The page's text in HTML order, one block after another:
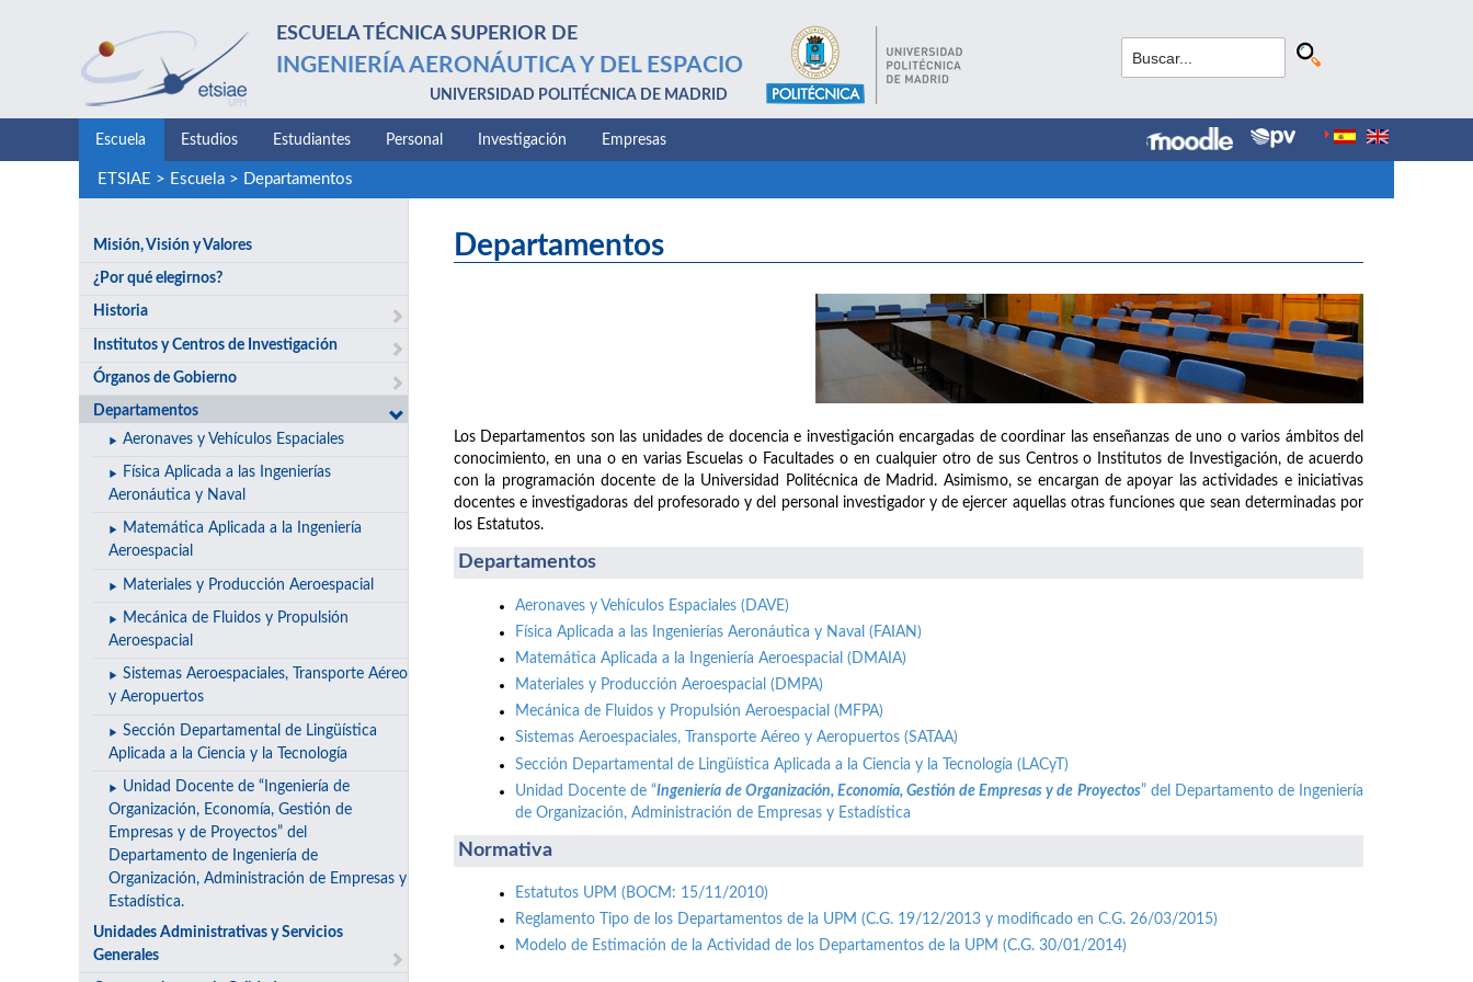
ESCUELA TÉCNICA SUPERIOR DE
INGENIERÍA AERONÁUTICA Y DEL ESPACIO
UNIVERSIDAD POLITÉCNICA DE MADRID
Escuela Estudios Estudiantes Personal Investigación Empresas
ETSIAE > Escuela> Departamentos
Misión, Visión y Valores
¿Por qué elegirnos?
Historia
Institutos y Centros de Investigación
Órganos de Gobierno
Departamentos
Aeronaves y Vehículos Espaciales
Física Aplicada a las Ingenierías
Aeronáutica y Naval
Matemática Aplicada a la Ingeniería
Aeroespacial
Materiales y Producción Aeroespacial
Mecánica de Fluidos y Propulsión
Aeroespacial
Sistemas Aeroespaciales, Transporte Aéreo
y Aeropuertos
Sección Departamental de Lingüística
Aplicada a la Ciencia y la Tecnología
Unidad Docente de “Ingeniería de
Organización, Economía, Gestión de
Empresas y de Proyectos” del
Departamento de Ingeniería de
Organización, Administración de Empresas y
Estadística.
Unidades Administrativas y Servicios
Generales
Departamentos
Los Departamentos son las unidades de docencia e investigación encargadas de coordinar las enseñanzas de uno o varios ámbitos del
conocimiento, en una o en varias Escuelas o Facultades o en cualquier otro de sus Centros o Institutos de Investigación, de acuerdo
con la programación docente de la Universidad Politécnica de Madrid. Asimismo, se encargan de apoyar las actividades e iniciativas
docentes e investigadoras del profesorado y del personal investigador y de ejercer aquellas otras funciones que sean determinadas por
los Estatutos.
Departamentos
Aeronaves y Vehículos Espaciales (DAVE)
Física Aplicada a las Ingenierías Aeronáutica y Naval (FAIAN)
Matemática Aplicada a la Ingeniería Aeroespacial (DMAIA)
Materiales y Producción Aeroespacial (DMPA)
Mecánica de Fluidos y Propulsión Aeroespacial (MFPA)
Sistemas Aeroespaciales, Transporte Aéreo y Aeropuertos (SATAA)
Sección Departamental de Lingüística Aplicada a la Ciencia y la Tecnología (LACyT)
Unidad Docente de “Ingeniería de Organización, Economía, Gestión de Empresas y de Proyectos” del Departamento de Ingeniería
de Organización, Administración de Empresas y Estadística
Normativa
Estatutos UPM (BOCM: 15/11/2010)
Reglamento Tipo de los Departamentos de la UPM (C.G. 19/12/2013 y modificado en C.G. 26/03/2015)
Modelo de Estimación de la Actividad de los Departamentos de la UPM (C.G. 30/01/2014)